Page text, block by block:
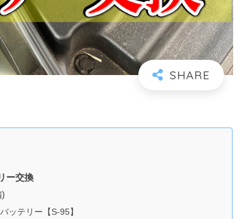
ー交換
ッテリー【S-95】